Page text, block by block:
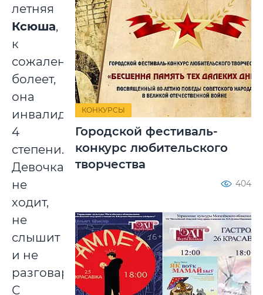
летняя
Ксюша,
к
сожалению,
болеет,
она
инвалид
4
степени.
Девочка
не
ходит,
не
слышит
и не
разговаривает.
С
КОНКУРСЫ
Городской фестиваль-
конкурс любительского
творчества
404